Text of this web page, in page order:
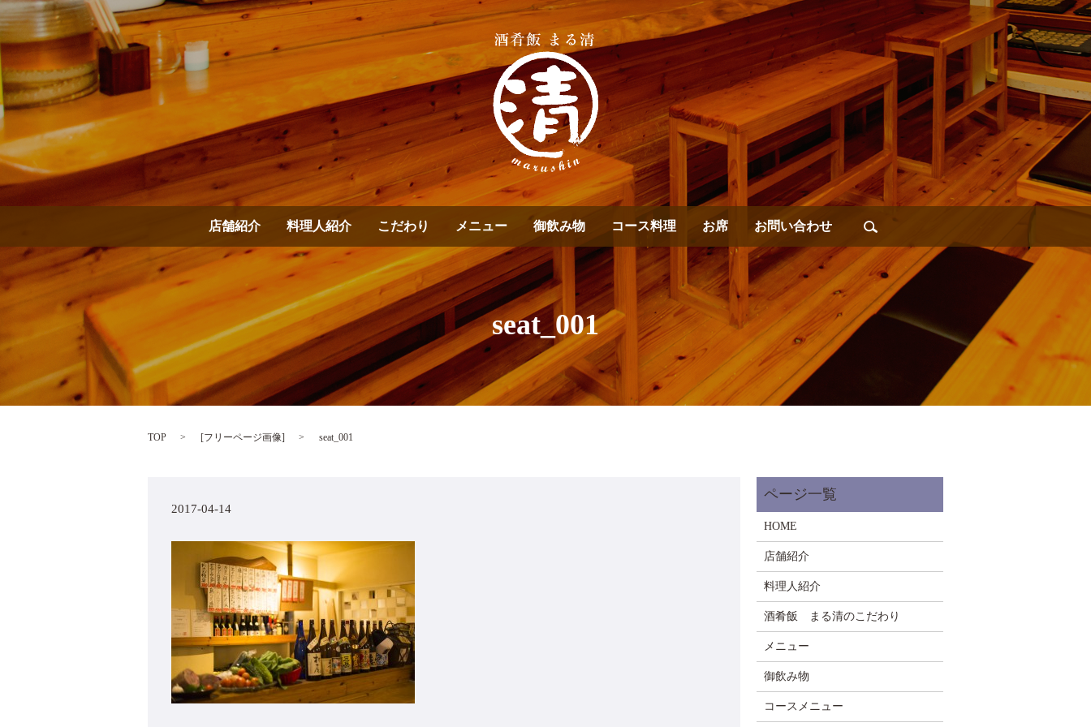
店舗紹介 料理人紹介 こだわり メニュー 御飲み物 コース料理 お席 お問い合わせ
seat_001
TOP [フリーページ画像] seat_001
2017-04-14
HOME
店舗紹介
料理人紹介
酒肴飯 まる清のこだわり
メニュー
御飲み物
コースメニュー